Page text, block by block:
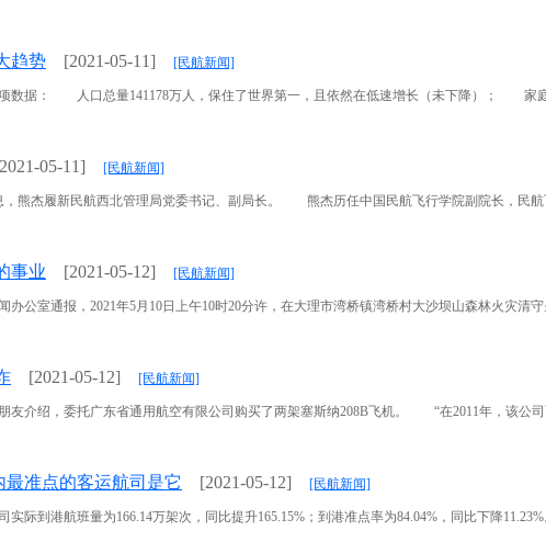
趋势 [2021-05-11] [民航新闻]
据： 人口总量141178万人，保住了世界第一，且依然在低速增长（未下降）； 家庭
05-11] [民航新闻]
杰履新民航西北管理局党委书记、副局长。 熊杰历任中国民航飞行学院副院长，民航
事业 [2021-05-12] [民航新闻]
室通报，2021年5月10日上午10时20分许，在大理市湾桥镇湾桥村大沙坝山森林火灾清守
[2021-05-12] [民航新闻]
绍，委托广东省通用航空有限公司购买了两架塞斯纳208B飞机。 “在2011年，该公司
准点的客运航司是它 [2021-05-12] [民航新闻]
到港航班量为166.14万架次，同比提升165.15%；到港准点率为84.04%，同比下降